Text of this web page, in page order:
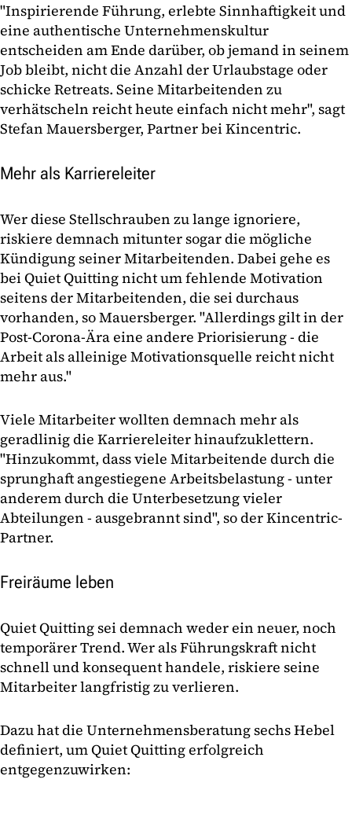
"Inspirierende Führung, erlebte Sinnhaftigkeit und
eine authentische Unternehmenskultur
entscheiden am Ende darüber, ob jemand in seinem
Job bleibt, nicht die Anzahl der Urlaubstage oder
schicke Retreats. Seine Mitarbeitenden zu
verhätscheln reicht heute einfach nicht mehr", sagt
Stefan Mauersberger, Partner bei Kincentric.
Mehr als Karriereleiter
Wer diese Stellschrauben zu lange ignoriere,
riskiere demnach mitunter sogar die mögliche
Kündigung seiner Mitarbeitenden. Dabei gehe es
bei Quiet Quitting nicht um fehlende Motivation
seitens der Mitarbeitenden, die sei durchaus
vorhanden, so Mauersberger. "Allerdings gilt in der
Post-Corona-Ära eine andere Priorisierung - die
Arbeit als alleinige Motivationsquelle reicht nicht
mehr aus."
Viele Mitarbeiter wollten demnach mehr als
geradlinig die Karriereleiter hinaufzuklettern.
"Hinzukommt, dass viele Mitarbeitende durch die
sprunghaft angestiegene Arbeitsbelastung - unter
anderem durch die Unterbesetzung vieler
Abteilungen - ausgebrannt sind", so der Kincentric-
Partner.
Freiräume leben
Quiet Quitting sei demnach weder ein neuer, noch
temporärer Trend. Wer als Führungskraft nicht
schnell und konsequent handele, riskiere seine
Mitarbeiter langfristig zu verlieren.
Dazu hat die Unternehmensberatung sechs Hebel
definiert, um Quiet Quitting erfolgreich
entgegenzuwirken: